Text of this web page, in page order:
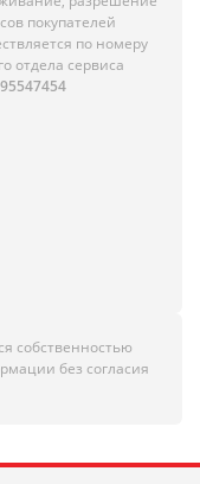
покупателей
по номеру
отдела сервиса
собственностью
без согласия